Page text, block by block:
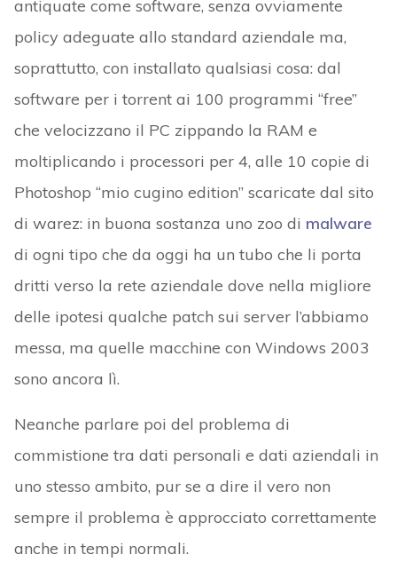
antiquate come software, senza ovviamente
policy adeguate allo standard aziendale ma,
soprattutto, con installato qualsiasi cosa: dal
software per i torrent ai 100 programmi “free”
che velocizzano il PC zippando la RAM e
moltiplicando i processori per 4, alle 10 copie di
Photoshop “mio cugino edition” scaricate dal sito
di warez: in buona sostanza uno zoo di malware
di ogni tipo che da oggi ha un tubo che li porta
dritti verso la rete aziendale dove nella migliore
delle ipotesi qualche patch sui server l’abbiamo
messa, ma quelle macchine con Windows 2003
sono ancora lì.
Neanche parlare poi del problema di
commistione tra dati personali e dati aziendali in
uno stesso ambito, pur se a dire il vero non
sempre il problema è approcciato correttamente
anche in tempi normali.